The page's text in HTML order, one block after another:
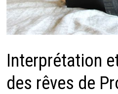
Interprétation
des rêves de